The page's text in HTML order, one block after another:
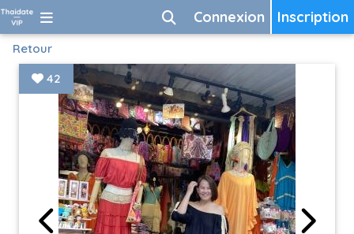
Inscription
Connexion
Retour
42